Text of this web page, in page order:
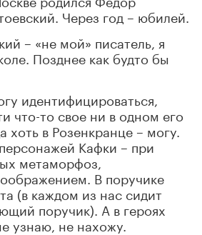
Через год – юбилей.
– «не мой» писатель, я
Позднее как будто бы
идентифицироваться,
что-то свое ни в одном его
хоть в Розенкранце – могу.
Кафки – при
метаморфоз,
В поручике
(в каждом из нас сидит
поручик). А в героях
узнаю, не нахожу.